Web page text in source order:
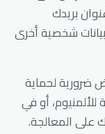
بريدك
شخصية أخرى
ضرورية لحماية
أو في
المعالجة.